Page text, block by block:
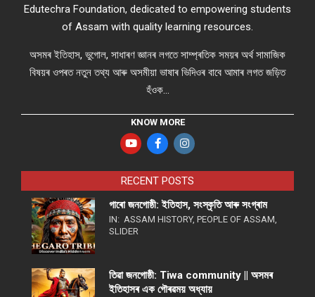
Edutechra Foundation, dedicated to empowering students
of Assam with quality learning resources.
অসমৰ ইতিহাস, ভুগোল, সাধাৰণ জ্ঞানৰ লগতে সাম্প্ৰতিক সময়ৰ অৰ্থ সামাজিক
বিষয়ৰ ওপৰত নতুন তথ্য আৰু অসমীয়া ভাষাৰ ভিদিওৰ বাবে আমাৰ লগত জড়িত
হঁওক...
KNOW MORE
RECENT POSTS
গাৰো জনগোষ্ঠী: ইতিহাস, সংস্কৃতি আৰু সংগ্ৰাম
IN: ASSAM HISTORY, PEOPLE OF ASSAM,
SLIDER
তিৱা জনগোষ্ঠী: Tiwa community || অসমৰ
ইতিহাসৰ এক গৌৰৱময় অধ্যায়